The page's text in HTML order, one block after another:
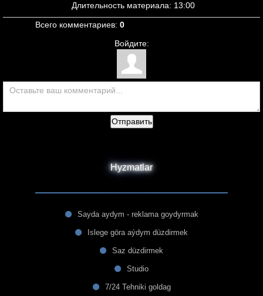
Длительность материала: 13:00
Всего комментариев: 0
Войдите:
Отправить
Hyzmatlar
Sayda aydym - reklama goydyrmak
Islege göra aýdym düzdirmek
Saz düzdirmek
Studio
7/24 Tehniki goldag